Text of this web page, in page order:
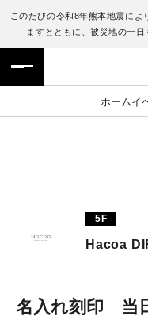
このたびの令和8年熊本地震に
ますとともに、被災地の一
ホームイ
フロアガイド
施設案内・アクセス
TAX FREE
ENGLISH
繁体字
日本語
5F
Hacoa
名入れ刻印 当